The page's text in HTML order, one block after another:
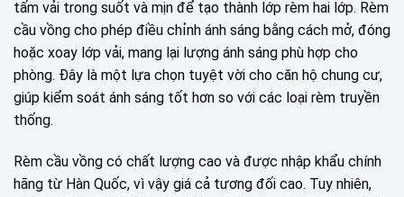
tấm vải trong suốt và mịn để tạo thành lớp rèm hai lớp. Rèm
cầu vồng cho phép điều chỉnh ánh sáng bằng cách mở, đóng
hoặc xoay lớp vải, mang lại lượng ánh sáng phù hợp cho
phòng. Đây là một lựa chọn tuyệt vời cho căn hộ chung cư,
giúp kiểm soát ánh sáng tốt hơn so với các loại rèm truyền
thống.
Rèm cầu vồng có chất lượng cao và được nhập khẩu chính
hãng từ Hàn Quốc, vì vậy giá cả tương đối cao. Tuy nhiên,